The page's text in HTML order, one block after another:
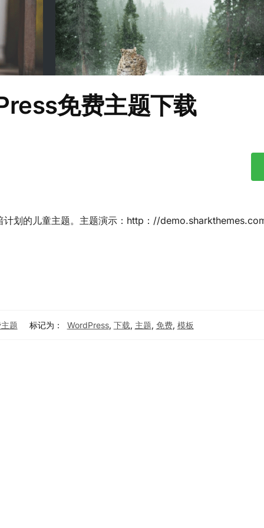
免费主题下载
计划的儿童主题。主题演示：http：//
题 标记为： WordPress, 下载, 主题, 免费, 模板